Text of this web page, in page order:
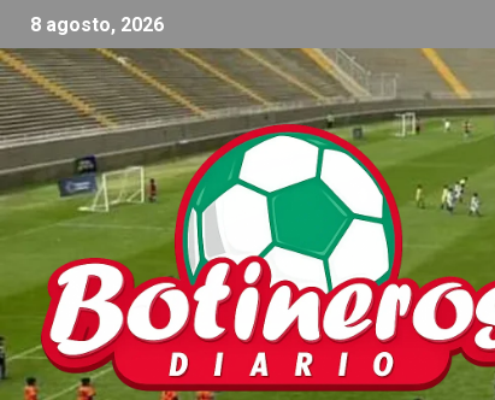
8 agosto, 2026